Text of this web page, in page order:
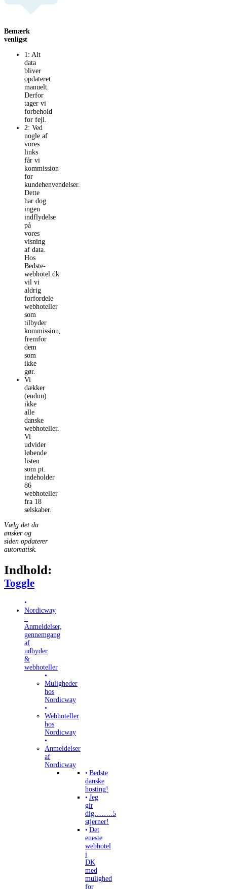
Bemærk
venligst
1: Alt
data
bliver
opdateret
manuelt.
Derfor
tager vi
forbehold
for fejl.
2: Ved
nogle af
vores
links
får vi
kommission
for
kundehenvendelser.
Dette
har dog
ingen
indflydelse
på
vores
visning
af data.
Hos
Bedste-
webhotel.dk
vil vi
aldrig
forfordele
webhoteller
som
tilbyder
kommission,
fremfor
dem
som
ikke
gør.
Vi
dækker
(endnu)
ikke
alle
danske
webhoteller.
Vi
udvider
løbende
listen
som pt.
indeholder
86
webhoteller
fra 18
selskaber.
Vælg det du
ønsker og
siden opdaterer
automatisk.
Indhold:
Toggle Table of Content
Toggle
Nordicway
–
Anmeldelser,
gennemgang
af
udbyder
&
webhoteller
Muligheder
hos
Nordicway
Webhoteller
hos
Nordicway
Anmeldelser
af
Nordicway
Bedste
danske
hosting!
Jeg
gir
dig……..5
stjerner!
Det
eneste
webhotel
i
DK
med
mulighed
for